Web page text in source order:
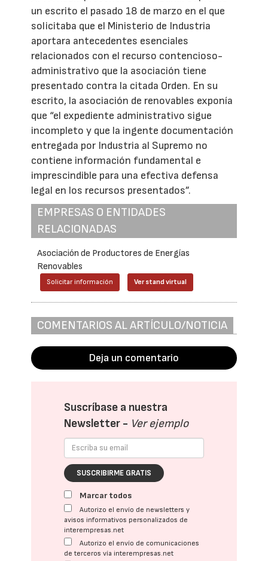
un escrito el pasado 18 de marzo en el que
solicitaba que el Ministerio de Industria
aportara antecedentes esenciales
relacionados con el recurso contencioso-
administrativo que la asociación tiene
presentado contra la citada Orden. En su
escrito, la asociación de renovables exponía
que “el expediente administrativo sigue
incompleto y que la ingente documentación
entregada por Industria al Supremo no
contiene información fundamental e
imprescindible para una efectiva defensa
legal en los recursos presentados”.
EMPRESAS O ENTIDADES
RELACIONADAS
Asociación de Productores de Energías
Renovables
Solicitar información Ver stand virtual
COMENTARIOS AL ARTÍCULO/NOTICIA
Deja un comentario
Suscríbase a nuestra
Newsletter - Ver ejemplo
SUSCRIBIRME GRATIS
Marcar todos
Autorizo el envío de newsletters y
avisos informativos personalizados de
interempresas.net
Autorizo el envío de comunicaciones
de terceros vía interempresas.net